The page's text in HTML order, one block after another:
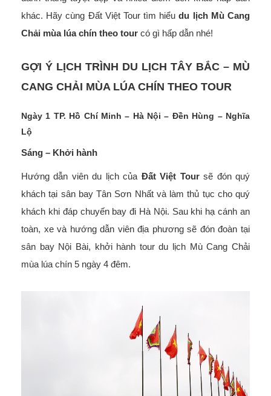
khác. Hãy cùng Đất Việt Tour tìm hiểu du lịch Mù Cang
Chải mùa lúa chín theo tour có gì hấp dẫn nhé!
GỢI Ý LỊCH TRÌNH DU LỊCH TÂY BẮC – MÙ
CANG CHẢI MÙA LÚA CHÍN THEO TOUR
Ngày 1 TP. Hồ Chí Minh – Hà Nội – Đền Hùng – Nghĩa
Lộ
Sáng – Khởi hành
Hướng dẫn viên du lịch của Đất Việt Tour sẽ đón quý
khách tại sân bay Tân Sơn Nhất và làm thủ tục cho quý
khách khi đáp chuyến bay đi Hà Nội. Sau khi hạ cánh an
toàn, xe và hướng dẫn viên địa phương sẽ đón đoàn tại
sân bay Nội Bài, khởi hành tour du lịch Mù Cang Chải
mùa lúa chín 5 ngày 4 đêm.